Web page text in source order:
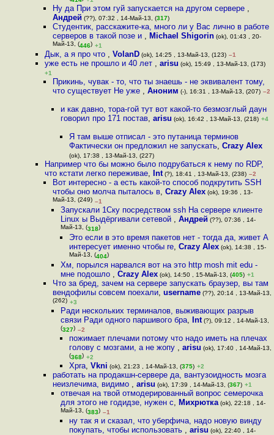
Ну да При этом гуй запускается на другом сервере ,
Андрей (??), 07:32 , 14-Май-13, (317)
Студентик, расскажите-ка, много ли у Вас лично в работе
серверов в такой позе и , Michael Shigorin(ok), 01:43 , 20-
Май-13, (446) +1
Дык, а я про что , VolanD(ok), 14:25 , 13-Май-13, (123) –1
уже есть не прошло и 40 лет , arisu (ok), 15:49 , 13-Май-13, (173)
+1
Прикинь, чувак - то, что ты знаешь - не эквивалент тому,
что существует Не уже , Аноним (-), 16:31 , 13-Май-13, (207) –2
и как давно, тора-гой тут вот какой-то безмозглый даун
говорил про 171 постав,arisu (ok), 16:42 , 13-Май-13, (218) +4
Я там выше отписал - это путаница терминов
Фактически он предложил не запускать, Crazy Alex
(ok), 17:38 , 13-Май-13, (227)
Например что бы можно было подрубаться к нему по RDP,
что кстати легко переживае, Int(?), 18:41 , 13-Май-13, (238) –2
Вот интересно - а есть какой-то способ подкрутить SSH
чтобы оно молча пыталось в, Crazy Alex(ok), 19:36 , 13-
Май-13, (249) –1
Запускали 1Ску посредством ssh На сервере клиенте
Linux ы Выдёргивали сетевой ,Андрей (??), 07:36 , 14-
Май-13, (318)
Это если в это время пакетов нет - тогда да, живет А
интересует именно чтобы re, Crazy Alex(ok), 14:38 , 15-
Май-13, (404)
Хм, порылся нарвался вот на это http mosh mit edu -
мне подошло ,Crazy Alex (ok), 14:50 , 15-Май-13, (405) +1
Что за бред, зачем на сервере запускать браузер, вы там
вендофилы совсем поехали, username(??), 20:14 , 13-Май-13,
(262) +3
Ради нескольких терминалов, выживающих разрыв
связи Ради одного паршивого бра, Int (?), 09:12 , 14-Май-13,
(327) –2
пожимает плечами потому что надо иметь на плечах
голову с мозгами, а не жопу , arisu (ok), 17:40 , 14-Май-13,
(368) +2
Xpra, Vkni (ok), 21:23 , 14-Май-13, (375) +2
работать на продакшн-сервере да, вантузоидность мозга
неизлечима, видимо , arisu (ok), 17:39 , 14-Май-13, (367) +1
отвечая на твой отмодерированный вопрос семерочка
для этого не годидзе, нужен с, Михрютка (ok), 22:18 , 14-
Май-13, (383) –1
ну так я и сказал, что уберфича, надо новую винду
покупать, чтобы использовать , arisu (ok), 22:40 , 14-